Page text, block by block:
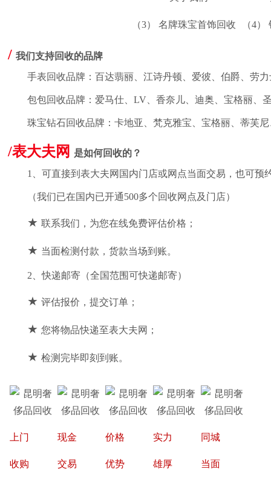
（3） 名牌珠宝首饰回收 （4
/ 我们支持回收的品牌
手表回收品牌：百达翡丽、江诗丹顿、爱彼、伯爵、劳
包包回收品牌：爱马仕、LV、香奈儿、迪奥、宝格丽、
珠宝钻石回收品牌：卡地亚、梵克雅宝、宝格丽、蒂芙
/表大夫网
是如何回收的？
1、可直接到表大夫网国内门店或网点当面交易，也可预
（我们已在国内已开通500多个回收网点及门店）
★ 联系我们，为您在线免费评估价格；
★ 当面检测付款，货款当场到账。
2、快递邮寄（全国范围可快递邮寄）
★ 评估报价，提交订单；
★ 您将物品快递至表大夫网；
★ 检测完毕即刻到账。
上门
收购
现金
交易
价格
优势
实力
雄厚
同城
当面